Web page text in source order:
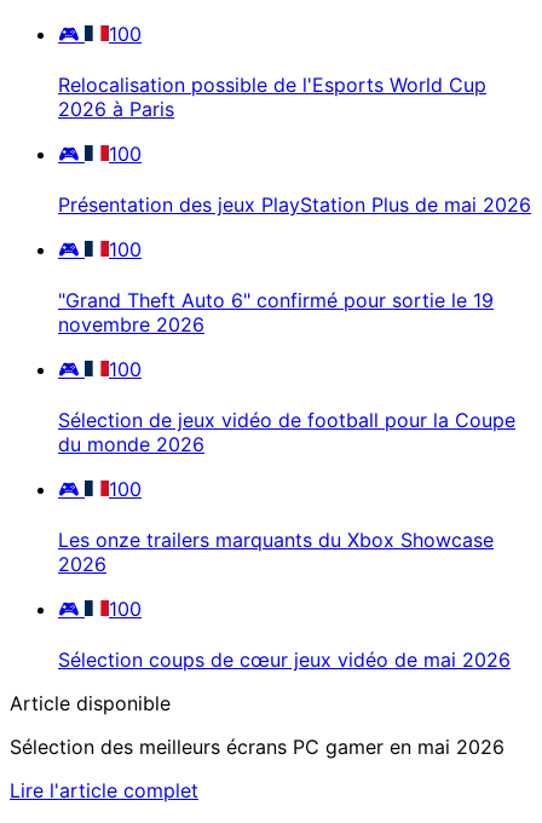
🎮 100
Relocalisation possible de l'Esports World Cup
2026 à Paris
🎮
100
Présentation des jeux PlayStation Plus de mai 2026
🎮
100
"Grand Theft Auto 6" confirmé pour sortie le 19
novembre 2026
🎮
100
Sélection de jeux vidéo de football pour la Coupe
du monde 2026
🎮
100
Les onze trailers marquants du Xbox Showcase
2026
🎮
100
Sélection coups de cœur jeux vidéo de mai 2026
Article disponible
Sélection des meilleurs écrans PC gamer en mai 2026
Lire l'article complet